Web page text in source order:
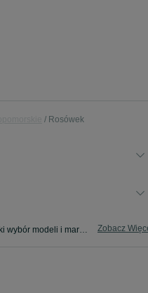
Rosówek
Sprzedaż elektroniki Rosówek ▶️ szeroki wybór modeli i marek ✅ Nowe i używane oferty w atrakcyjnych cenach ☝ Sprawdź ogłoszenia online na OLX.pl! Zobacz